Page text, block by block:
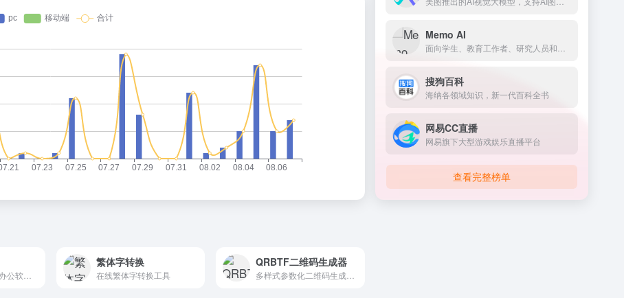
繁体字转换
在线繁体字转换工具
QRBTF二维码生成器
Memo AI
搜狗百科
海纳各领域知识，新一代百科全书
网易CC直播
网易旗下大型游戏娱乐直播平台
查看完整榜单